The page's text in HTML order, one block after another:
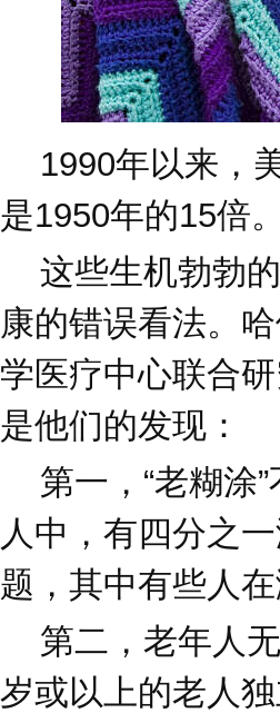
1990年以来，
是1950年的15倍。
这些生机勃勃的
康的错误看法。
学医疗中心联合
是他们的发现：
第一，“老糊涂”
人中，有四分之
题，其中有些人
第二，老年人无
岁或以上的老人